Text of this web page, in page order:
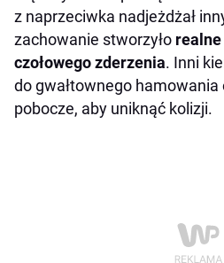
z naprzeciwka nadjeżdżał
zachowanie stworzyło
czołowego zderzenia. Inni
do gwałtownego hamowania
pobocze, aby uniknąć kolizji.